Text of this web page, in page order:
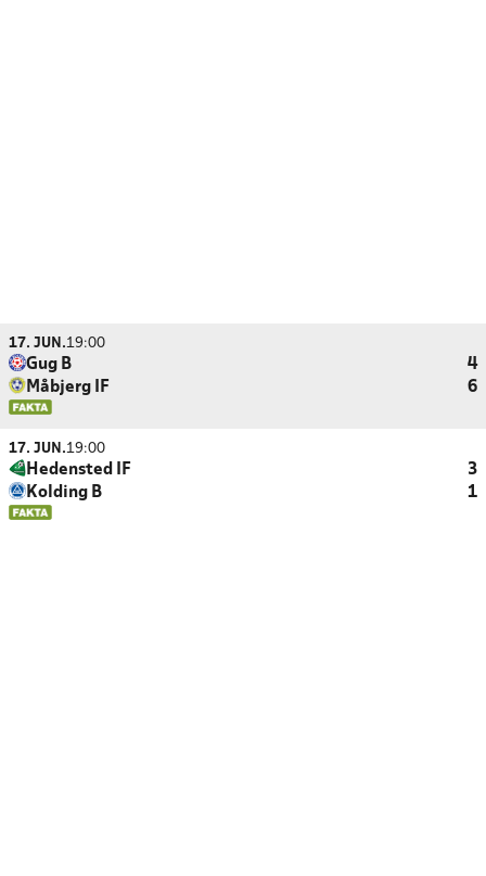
17. JUN.19:00
Gug B
4
Måbjerg IF
6
17. JUN.19:00
Hedensted IF
3
Kolding B
1